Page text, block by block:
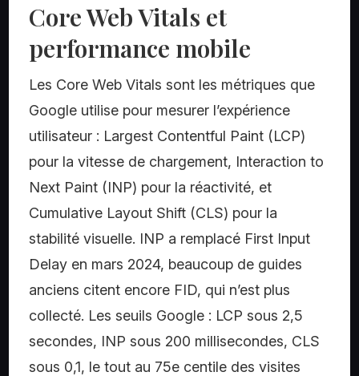
Core Web Vitals et
performance mobile
Les Core Web Vitals sont les métriques que
Google utilise pour mesurer l’expérience
utilisateur : Largest Contentful Paint (LCP)
pour la vitesse de chargement, Interaction to
Next Paint (INP) pour la réactivité, et
Cumulative Layout Shift (CLS) pour la
stabilité visuelle. INP a remplacé First Input
Delay en mars 2024, beaucoup de guides
anciens citent encore FID, qui n’est plus
collecté. Les seuils Google : LCP sous 2,5
secondes, INP sous 200 millisecondes, CLS
sous 0,1, le tout au 75e centile des visites